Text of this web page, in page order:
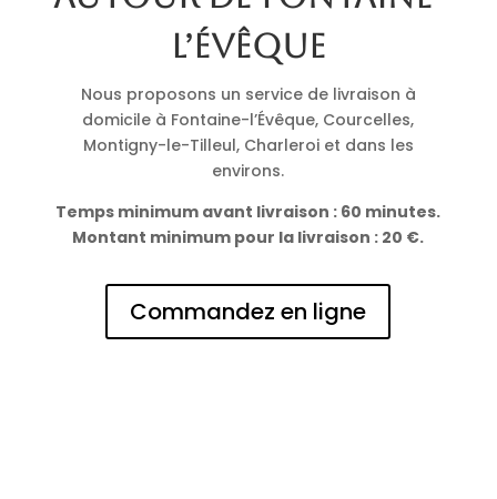
l’Évêque
Nous proposons un service de livraison à
domicile à Fontaine-l’Évêque, Courcelles,
Montigny-le-Tilleul, Charleroi et dans les
environs.
Temps minimum avant livraison : 60 minutes.
Montant minimum pour la livraison : 20 €.
Commandez en ligne